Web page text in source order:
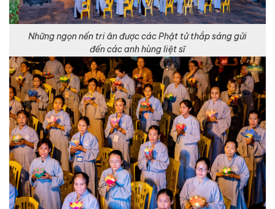
Những ngọn nến tri ân được các Phật tử thắp sáng gửi
đến các anh hùng liệt sĩ